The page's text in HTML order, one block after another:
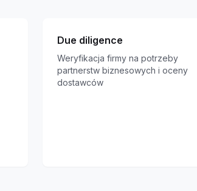
Due diligence
Weryfikacja firmy na potrzeby
partnerstw biznesowych i oceny
dostawców